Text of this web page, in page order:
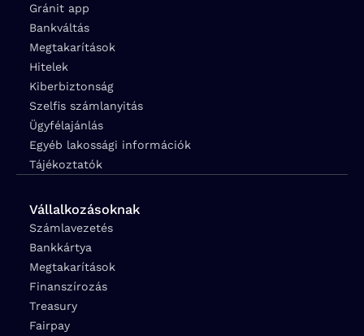
Gránit app
Bankváltás
Megtakarítások
Hitelek
Kiberbiztonság
Szelfis számlanyitás
Ügyfélajánlás
Egyéb lakossági információk
Tájékoztatók
Vállalkozásoknak
Számlavezetés
Bankkártya
Megtakarítások
Finanszírozás
Treasury
Fairpay